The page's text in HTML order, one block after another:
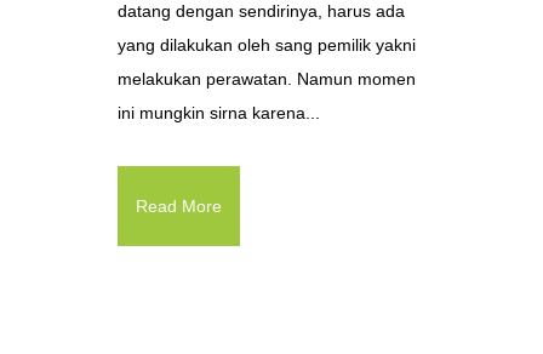
datang dengan sendirinya, harus ada
yang dilakukan oleh sang pemilik yakni
melakukan perawatan. Namun momen
ini mungkin sirna karena...
Read More